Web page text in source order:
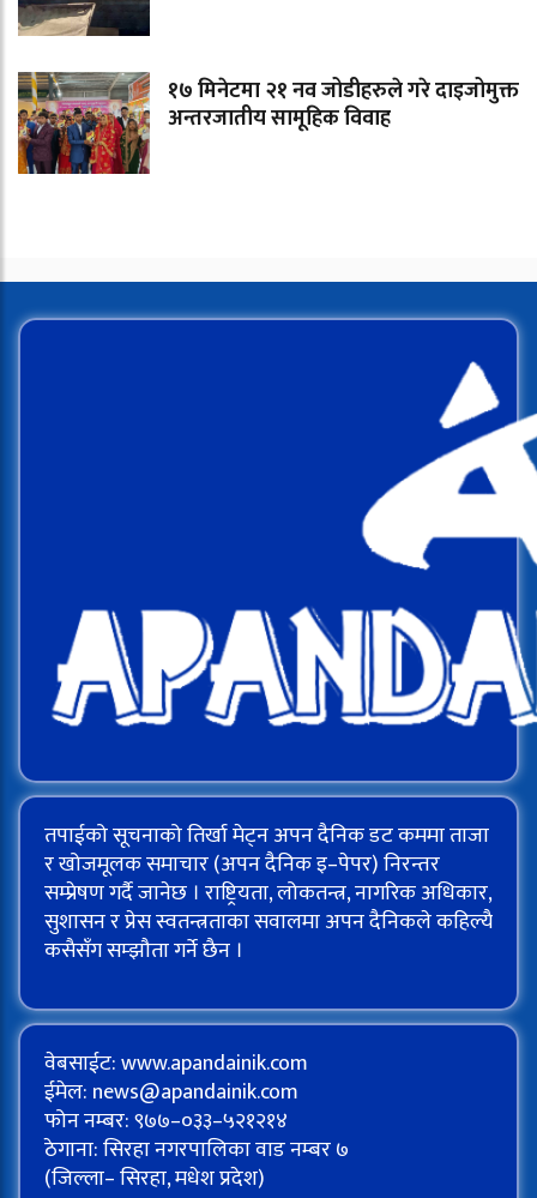
१७ मिनेटमा २१ नव जोडीहरुले गरे दाइजोमुक्त
अन्तरजातीय सामूहिक विवाह
तपाईको सूचनाको तिर्खा मेट्न अपन दैनिक डट कममा ताजा
र खोजमूलक समाचार (अपन दैनिक इ–पेपर) निरन्तर
सम्प्रेषण गर्दै जानेछ । राष्ट्रियता, लोकतन्त्र, नागरिक अधिकार,
सुशासन र प्रेस स्वतन्त्रताका सवालमा अपन दैनिकले कहिल्यै
कसैसँग सम्झौता गर्ने छैन ।
वेबसाईट: www.apandainik.com
ईमेल: news@apandainik.com
फोन नम्बर: ९७७–०३३–५२१२१४
ठेगाना: सिरहा नगरपालिका वाड नम्बर ७
(जिल्ला– सिरहा, मधेश प्रदेश)